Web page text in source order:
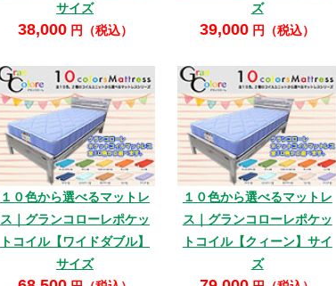
サイズ
38,000円（税込）
ズ
39,000 円（税込）
１０色から選べるマットレ
ス｜グランコローレポケッ
トコイル【ワイドダブル】
サイズ
１０色から選べるマットレ
ス｜グランコローレポケッ
トコイル【クィーン】サイ
ズ